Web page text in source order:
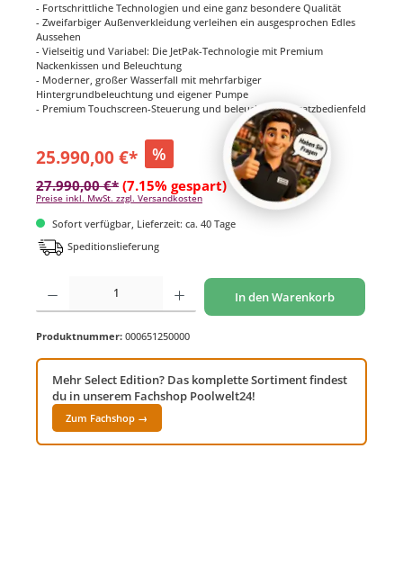
- Fortschrittliche Technologien und eine ganz besondere Qualität
- Zweifarbiger Außenverkleidung verleihen ein ausgesprochen Edles
Aussehen
- Vielseitig und Variabel: Die JetPak-Technologie mit Premium
Nackenkissen und Beleuchtung
- Moderner, großer Wasserfall mit mehrfarbiger
Hintergrundbeleuchtung und eigener Pumpe
- Premium Touchscreen-Steuerung und beleuchtetes Zusatzbedienfeld
25.990,00 €* %
27.990,00 €* (7.15% gespart)
Preise inkl. MwSt. zzgl. Versandkosten
Sofort verfügbar, Lieferzeit: ca. 40 Tage
Speditionslieferung
Produkt Anzahl: Gib den gewünschten Wert ein oder benutze die Schaltflächen um
In den Warenkorb
Produktnummer: 000651250000
Mehr Select Edition? Das komplette Sortiment findest
du in unserem Fachshop Poolwelt24!
Zum Fachshop →